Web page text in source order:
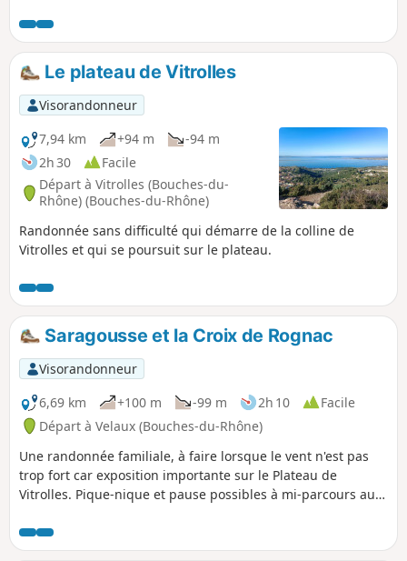
Le plateau de Vitrolles
Visorandonneur
7,94 km
+94 m
-94 m
2h 30
Facile
Départ à Vitrolles (Bouches-du-
Rhône) (Bouches-du-Rhône)
Randonnée sans difficulté qui démarre de la colline de
Vitrolles et qui se poursuit sur le plateau.
Saragousse et la Croix de Rognac
Visorandonneur
6,69 km
+100 m -99 m 2h 10
Facile
Départ à Velaux (Bouches-du-Rhône)
Une randonnée familiale, à faire lorsque le vent n'est pas
trop fort car exposition importante sur le Plateau de
Vitrolles. Pique-nique et pause possibles à mi-parcours au
de Berre et le pourtour de l'étang.